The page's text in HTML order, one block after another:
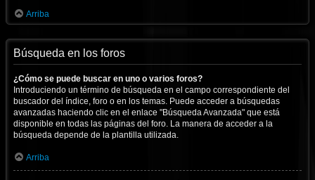
Arriba
Búsqueda en los foros
¿Cómo se puede buscar en uno o varios foros?
Introduciendo un término de búsqueda en el campo correspondiente del
buscador del índice, foro o en los temas. Puede acceder a búsquedas
avanzadas haciendo clic en el enlace "Búsqueda Avanzada" que está
disponible en todas las páginas del foro. La manera de acceder a la
búsqueda depende de la plantilla utilizada.
Arriba